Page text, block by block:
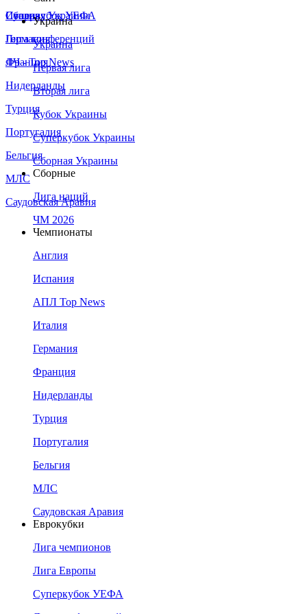
Сборная Украины
Италия
Германия
Франция
Нидерланды
Турция
Португалия
Бельгия
МЛС
Саудовская Аравия
Суперкубок УЕФА
Лига конференций
ЛЧ - Top News
Украина
Украина
Первая лига
Вторая лига
Кубок Украины
Суперкубок Украины
Сборная Украины
Сборные
Лига наций
ЧМ 2026
Чемпионаты
Англия
Испания
АПЛ Top News
Италия
Германия
Франция
Нидерланды
Турция
Португалия
Бельгия
МЛС
Саудовская Аравия
Еврокубки
Лига чемпионов
Лига Европы
Суперкубок УЕФА